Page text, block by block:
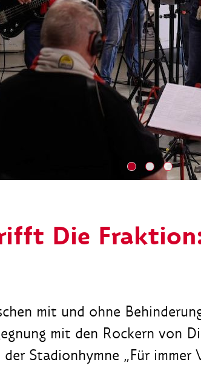
Die
mit und ohne
mit den Rockern von
Stadionhymne „Für immer